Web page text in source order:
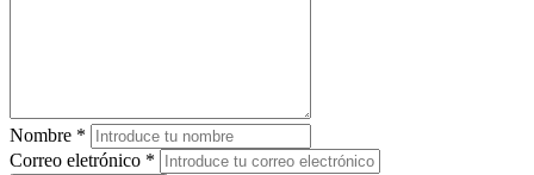
Nombre *
Correo eletrónico *